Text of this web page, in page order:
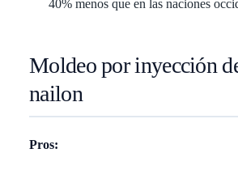
40% menos que en las naciones
Moldeo por inyección
nailon
Pros: